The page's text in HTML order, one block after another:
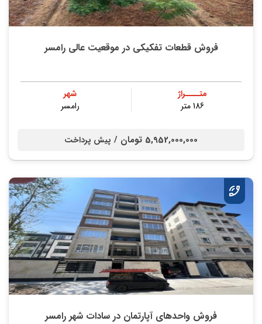
فروش قطعات تفکیکی در موقعیت عالی رامسر
متــــراژ
186 متر
شهر
رامسر
5,952,000,000 تومان / پیش پرداخت
فروش واحدهای آپارتمان در سادات شهر رامسر